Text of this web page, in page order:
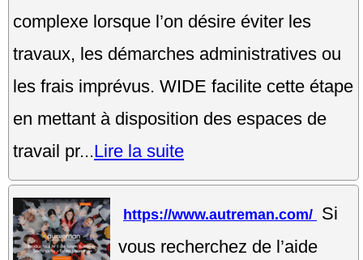
complexe lorsque l’on désire éviter les
travaux, les démarches administratives ou
les frais imprévus. WIDE facilite cette étape
en mettant à disposition des espaces de
travail pr...Lire la suite
https://www.autreman.com/ Si
vous recherchez de l’aide